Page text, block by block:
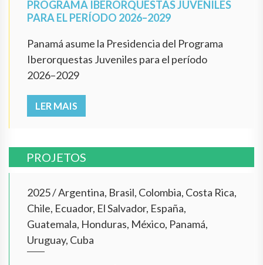
PROGRAMA IBERORQUESTAS JUVENILES
PARA EL PERÍODO 2026–2029
Panamá asume la Presidencia del Programa
Iberorquestas Juveniles para el período
2026–2029
LER MAIS
PROJETOS
2025/Argentina, Brasil, Colombia, Costa Rica,
Chile, Ecuador, El Salvador, España,
Guatemala, Honduras, México, Panamá,
Uruguay, Cuba